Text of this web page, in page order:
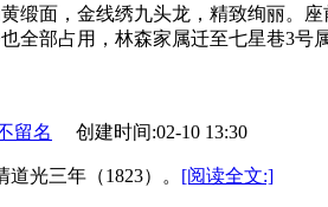
缎面，金线绣九头龙，精致绚丽。
全部占用，林森家属迁至七星巷3
留名 创建时间:02-10 13:30
光三年（1823）。 [阅读全文:]